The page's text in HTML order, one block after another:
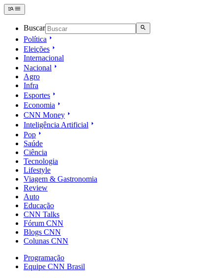
Buscar
Política
Eleições
Internacional
Nacional
Agro
Infra
Esportes
Economia
CNN Money
Inteligência Artificial
Pop
Saúde
Ciência
Tecnologia
Lifestyle
Viagem & Gastronomia
Review
Auto
Educação
CNN Talks
Fórum CNN
Blogs CNN
Colunas CNN
Programação
Equipe CNN Brasil